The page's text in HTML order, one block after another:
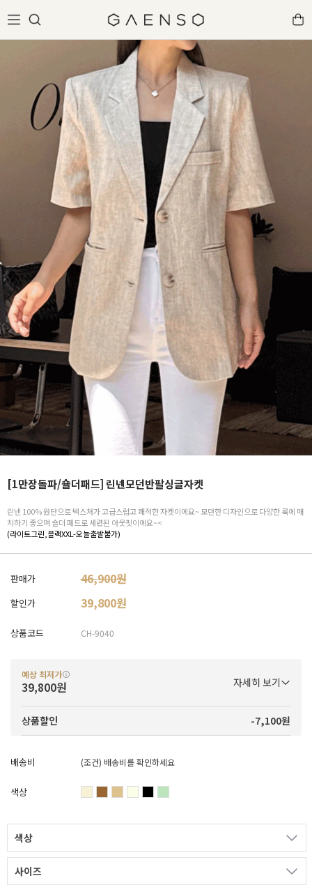
[1만장돌파/숄더패드] 린넨모던반팔싱글자켓
린넨 100% 원단으로 텍스처가 고급스럽고 쾌적한 자켓이에요~ 모던한 디자인으로 다양한 룩에 매
치하기 좋으며 숄더 패드로 세련된 아웃핏이에요~<
(라이트그린,블랙XXL-오늘출발불가)
판매가 46,900원
할인가 39,800원
상품코드 CH-9040
예상 최저가
39,800원 자세히 보기
상품할인 -7,100원
배송비 (조건) 배송비를 확인하세요
색상
색상
사이즈